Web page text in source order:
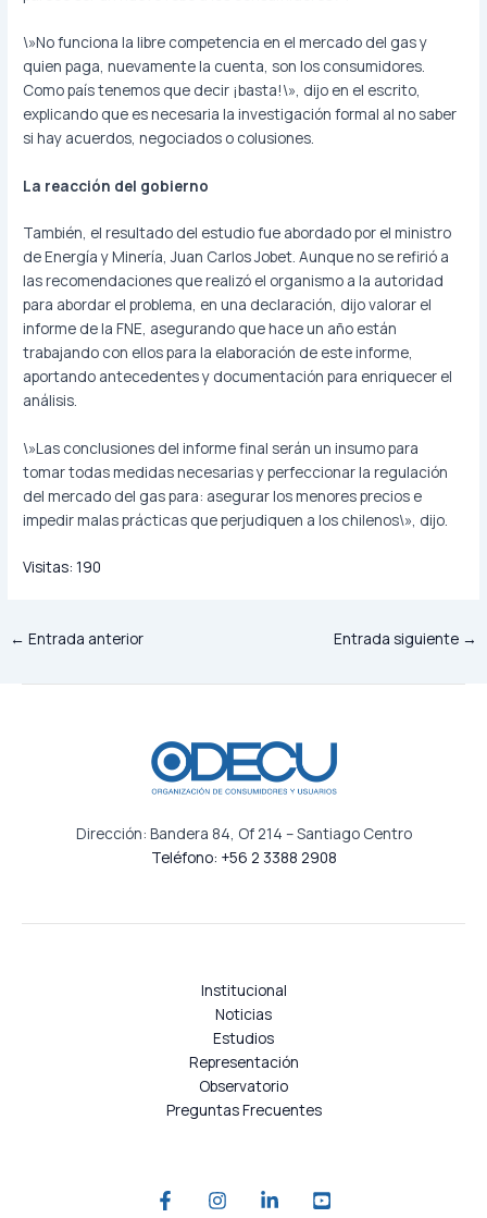
\»No funciona la libre competencia en el mercado del gas y
quien paga, nuevamente la cuenta, son los consumidores.
Como país tenemos que decir ¡basta!\», dijo en el escrito,
explicando que es necesaria la investigación formal al no saber
si hay acuerdos, negociados o colusiones.
La reacción del gobierno
También, el resultado del estudio fue abordado por el ministro
de Energía y Minería, Juan Carlos Jobet. Aunque no se refirió a
las recomendaciones que realizó el organismo a la autoridad
para abordar el problema, en una declaración, dijo valorar el
informe de la FNE, asegurando que hace un año están
trabajando con ellos para la elaboración de este informe,
aportando antecedentes y documentación para enriquecer el
análisis.
\»Las conclusiones del informe final serán un insumo para
tomar todas medidas necesarias y perfeccionar la regulación
del mercado del gas para: asegurar los menores precios e
impedir malas prácticas que perjudiquen a los chilenos\», dijo.
Visitas: 190
← Entrada anterior Entrada siguiente →
Dirección: Bandera 84, Of 214 – Santiago Centro
Teléfono: +56 2 3388 2908
Institucional
Noticias
Estudios
Representación
Observatorio
Preguntas Frecuentes